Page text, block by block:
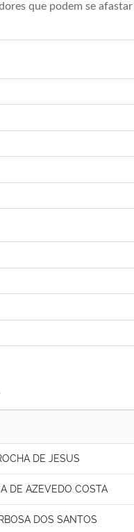
que podem se
DE JESUS
DE AZEVEDO COSTA
DOS SANTOS